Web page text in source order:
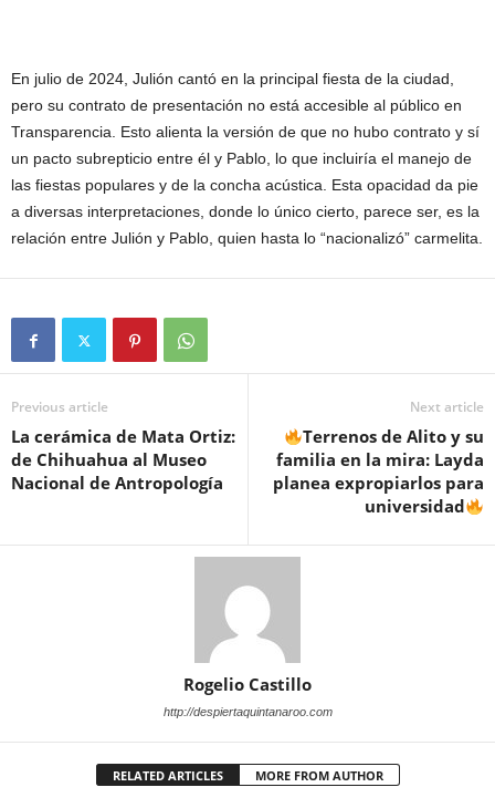
En julio de 2024, Julión cantó en la principal fiesta de la ciudad,
pero su contrato de presentación no está accesible al público en
Transparencia. Esto alienta la versión de que no hubo contrato y sí
un pacto subrepticio entre él y Pablo, lo que incluiría el manejo de
las fiestas populares y de la concha acústica. Esta opacidad da pie
a diversas interpretaciones, donde lo único cierto, parece ser, es la
relación entre Julión y Pablo, quien hasta lo “nacionalizó” carmelita.
Previous article
La cerámica de Mata Ortiz:
de Chihuahua al Museo
Nacional de Antropología
Next article
Terrenos de Alito y su
familia en la mira: Layda
planea expropiarlos para
universidad
Rogelio Castillo
http://despiertaquintanaroo.com
RELATED ARTICLES MORE FROM AUTHOR